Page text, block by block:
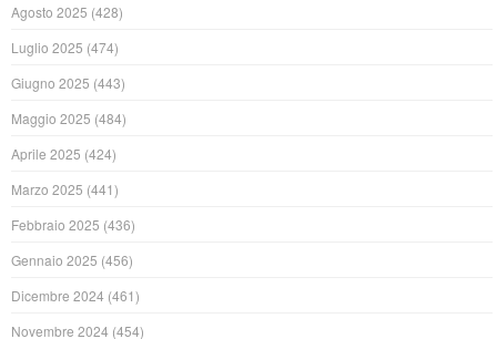
Agosto 2025 (428)
Luglio 2025 (474)
Giugno 2025 (443)
Maggio 2025 (484)
Aprile 2025 (424)
Marzo 2025 (441)
Febbraio 2025 (436)
Gennaio 2025 (456)
Dicembre 2024 (461)
Novembre 2024 (454)